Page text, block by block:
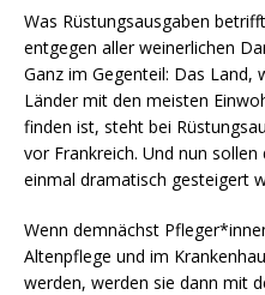
Was Rüstungsausgaben
entgegen aller weinerlichen
Ganz im Gegenteil: Das Land,
Länder mit den meisten
finden ist, steht bei
vor Frankreich. Und nun
einmal dramatisch gesteigert
Wenn demnächst
Altenpflege und im
werden, werden sie dann mit